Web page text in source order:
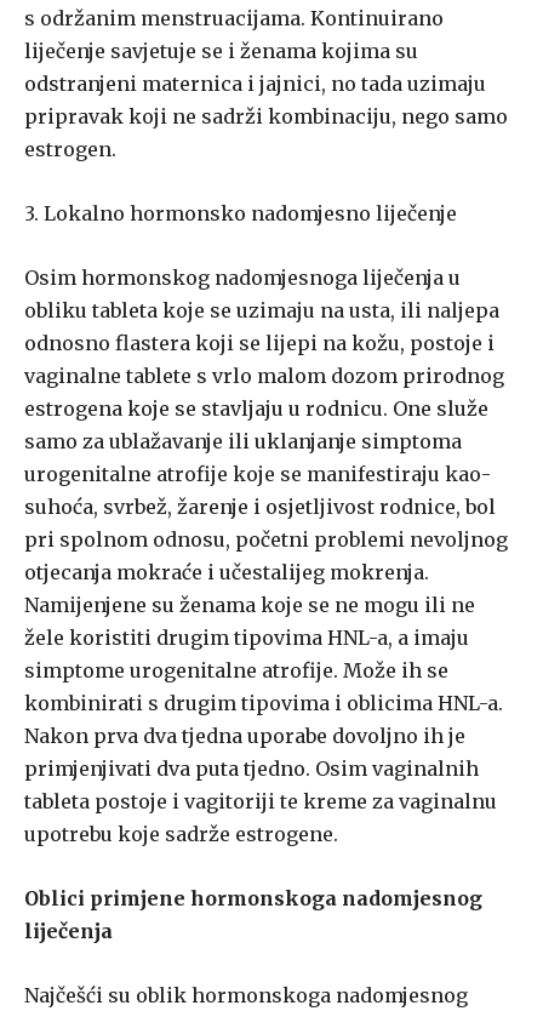
s održanim menstruacijama. Kontinuirano
liječenje savjetuje se i ženama kojima su
odstranjeni maternica i jajnici, no tada uzimaju
pripravak koji ne sadrži kombinaciju, nego samo
estrogen.
3. Lokalno hormonsko nadomjesno liječenje
Osim hormonskog nadomjesnoga liječenja u
obliku tableta koje se uzimaju na usta, ili naljepa
odnosno flastera koji se lijepi na kožu, postoje i
vaginalne tablete s vrlo malom dozom prirodnog
estrogena koje se stavljaju u rodnicu. One služe
samo za ublažavanje ili uklanjanje simptoma
urogenitalne atrofije koje se manifestiraju kao-
suhoća, svrbež, žarenje i osjetljivost rodnice, bol
pri spolnom odnosu, početni problemi nevoljnog
otjecanja mokraće i učestalijeg mokrenja.
Namijenjene su ženama koje se ne mogu ili ne
žele koristiti drugim tipovima HNL-a, a imaju
simptome urogenitalne atrofije. Može ih se
kombinirati s drugim tipovima i oblicima HNL-a.
Nakon prva dva tjedna uporabe dovoljno ih je
primjenjivati dva puta tjedno. Osim vaginalnih
tableta postoje i vagitoriji te kreme za vaginalnu
upotrebu koje sadrže estrogene.
Oblici primjene hormonskoga nadomjesnog
liječenja
Najčešći su oblik hormonskoga nadomjesnog